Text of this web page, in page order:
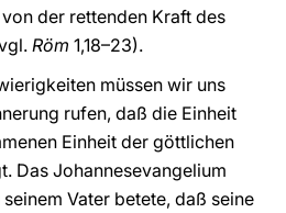
der rettenden Kraft des
Röm 1,18–23).
müssen wir uns
rufen, daß die Einheit
Einheit der göttlichen
Das Johannesevangelium
Vater betete, daß seine